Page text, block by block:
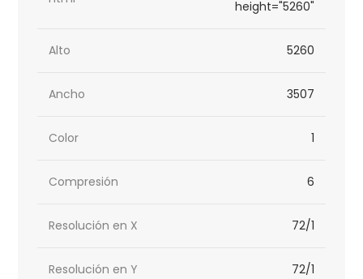
height="5260"
Alto 5260
Ancho 3507
Color 1
Compresión 6
Resolución en X 72/1
Resolución en Y 72/1